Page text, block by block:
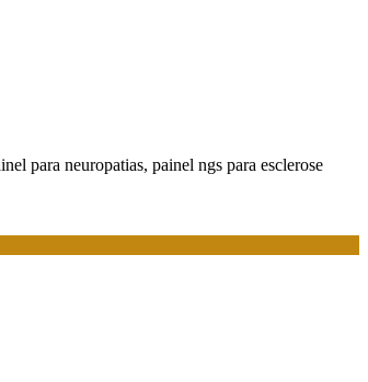
para neuropatias, painel ngs para esclerose